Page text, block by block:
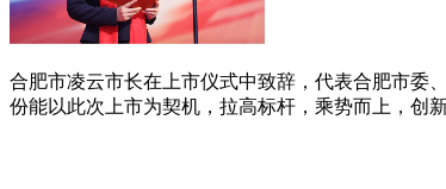
合肥市凌云市长在上市仪式中致辞，代表合肥市委
份能以此次上市为契机，拉高标杆，乘势而上，创